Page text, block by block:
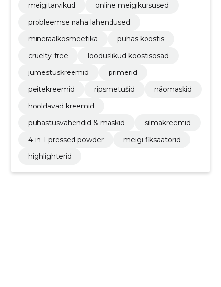
meigitarvikud
online meigikursused
probleemse naha lahendused
mineraalkosmeetika
puhas koostis
cruelty-free
looduslikud koostisosad
jumestuskreemid
primerid
peitekreemid
ripsmetušid
näomaskid
hooldavad kreemid
puhastusvahendid & maskid
silmakreemid
4-in-1 pressed powder
meigi fiksaatorid
highlighterid